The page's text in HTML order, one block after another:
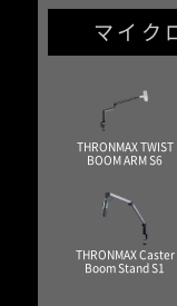
マイク
THRONMAX TWIST
BOOM ARM S6
THRONMAX Caster
Boom Stand S1